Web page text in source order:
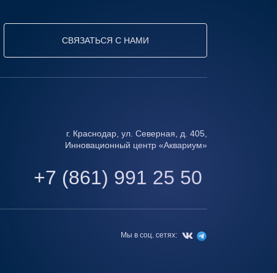
СВЯЗАТЬСЯ С НАМИ
г. Краснодар, ул. Северная, д. 405,
Инновационный центр «Аквариум»
+7 (861) 991 25 50
Мы в соц. сетях: